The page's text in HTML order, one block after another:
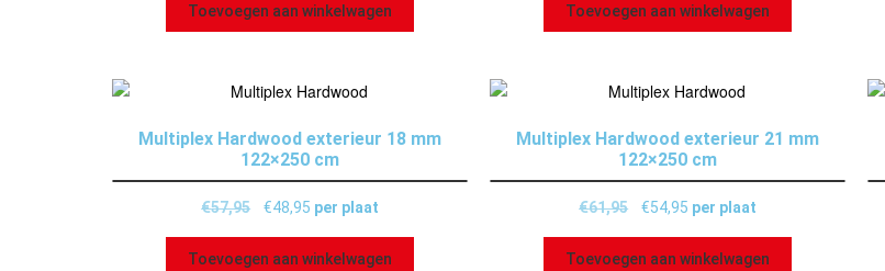
Toevoegen aan winkelwagen Toevoegen aan winkelwagen
Multiplex Hardwood exterieur 18 mm
122×250 cm
€57,95 €48,95 per plaat
Toevoegen aan winkelwagen
Multiplex Hardwood exterieur 21 mm
122×250 cm
€61,95 €54,95 per plaat
Toevoegen aan winkelwagen